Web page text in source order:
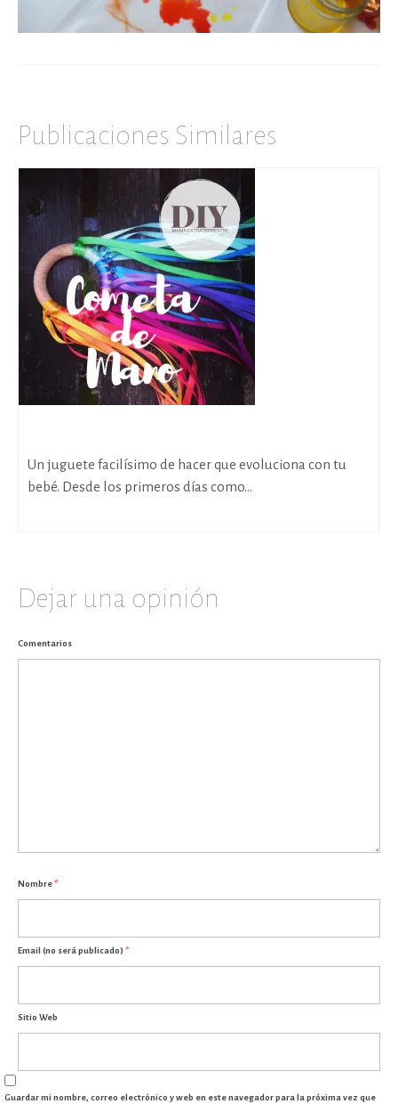
Publicaciones Similares
Un juguete facilísimo de hacer que evoluciona con tu
bebé. Desde los primeros días como...
Dejar una opinión
Comentarios
Nombre*
Email (no será publicado) *
Sitio Web
Guardar mi nombre, correo electrónico y web en este navegador para la próxima vez que